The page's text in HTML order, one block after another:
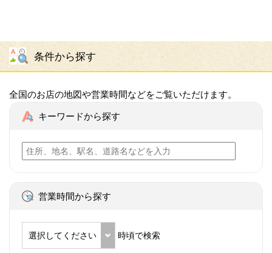
条件から探す
全国のお店の地図や営業時間などをご覧いただけます。
キーワードから探す
営業時間から探す
選択してください 時頃で検索